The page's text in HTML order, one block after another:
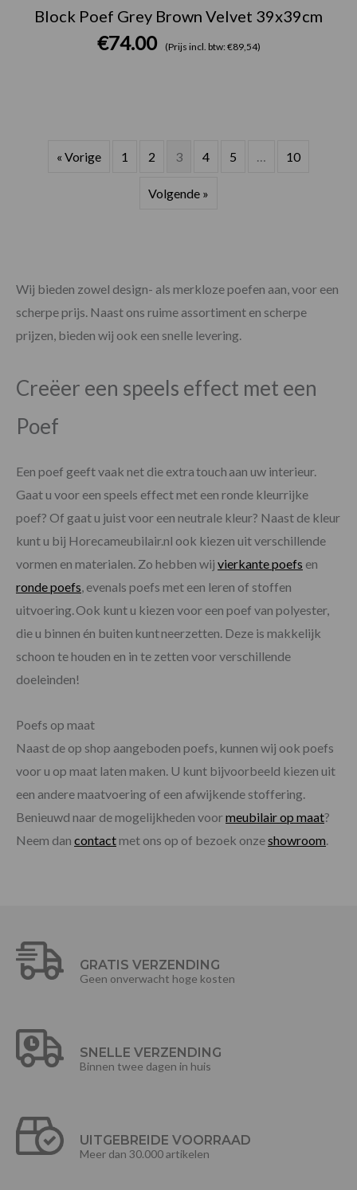
Block Poef Grey Brown Velvet 39x39cm
€74.00 (Prijs incl. btw: €89,54)
« Vorige 1 2 3 4 5 … 10
Volgende »
Wij bieden zowel design- als merkloze poefen aan, voor een
scherpe prijs. Naast ons ruime assortiment en scherpe
prijzen, bieden wij ook een snelle levering.
Creëer een speels effect met een
Poef
Een poef geeft vaak net die extra touch aan uw interieur.
Gaat u voor een speels effect met een ronde kleurrijke
poef? Of gaat u juist voor een neutrale kleur? Naast de kleur
kunt u bij Horecameubilair.nl ook kiezen uit verschillende
vormen en materialen. Zo hebben wij vierkante poefs en
ronde poefs, evenals poefs met een leren of stoffen
uitvoering. Ook kunt u kiezen voor een poef van polyester,
die u binnen én buiten kunt neerzetten. Deze is makkelijk
schoon te houden en in te zetten voor verschillende
doeleinden!
Poefs op maat
Naast de op shop aangeboden poefs, kunnen wij ook poefs
voor u op maat laten maken. U kunt bijvoorbeeld kiezen uit
een andere maatvoering of een afwijkende stoffering.
Benieuwd naar de mogelijkheden voormeubilair op maat?
Neem dan contactmet ons op of bezoek onzeshowroom.
GRATIS VERZENDING
Geen onverwacht hoge kosten
SNELLE VERZENDING
Binnen twee dagen in huis
UITGEBREIDE VOORRAAD
Meer dan 30.000 artikelen